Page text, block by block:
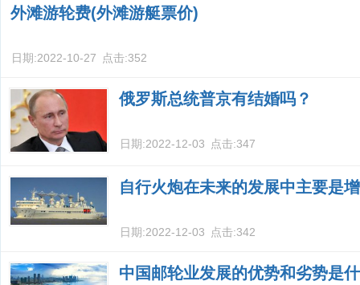
外滩游轮费(外滩游艇票价)
日期:2022-10-27 点击:352
俄罗斯总统普京有结婚吗？
日期:2022-12-03 点击:347
自行火炮在未来的发展中主要是
日期:2022-12-03 点击:342
中国邮轮业发展的优势和劣势是